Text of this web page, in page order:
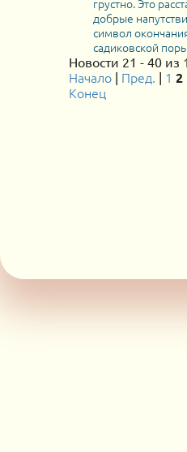
грустно. Это
добрые
символ
садиковской
Новости 21 - 40 из
Начало | Пред. | 1 2
Конец